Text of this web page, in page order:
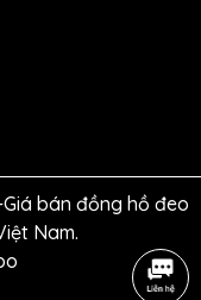
bán đồng hồ đeo
Nam.